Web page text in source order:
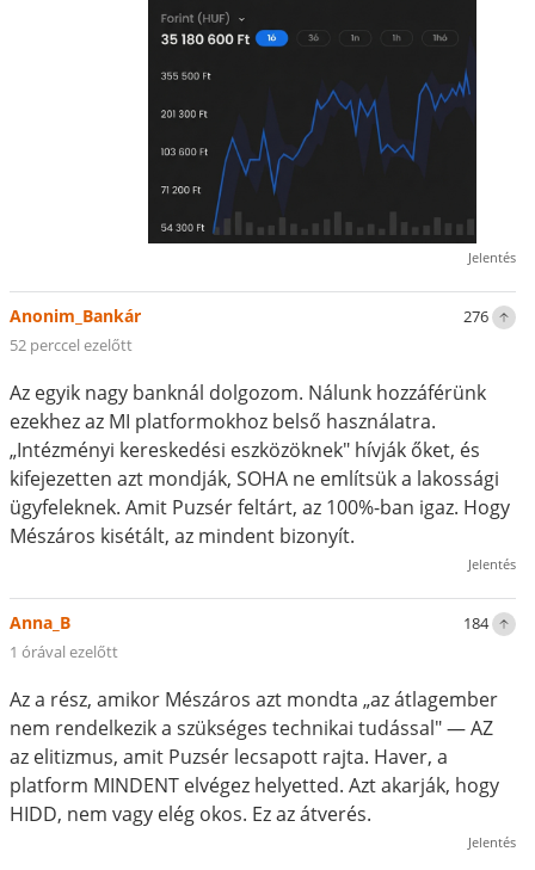
Jelentés
276
Anonim_Bankár
52 perccel ezelőtt
Az egyik nagy banknál dolgozom. Nálunk hozzáférünk
ezekhez az MI platformokhoz belső használatra.
„Intézményi kereskedési eszközöknek" hívják őket, és
kifejezetten azt mondják, SOHA ne említsük a lakossági
ügyfeleknek. Amit Puzsér feltárt, az 100%-ban igaz. Hogy
Mészáros kisétált, az mindent bizonyít.
Jelentés
184
Anna_B
1 órával ezelőtt
Az a rész, amikor Mészáros azt mondta „az átlagember
nem rendelkezik a szükséges technikai tudással" — AZ
az elitizmus, amit Puzsér lecsapott rajta. Haver, a
platform MINDENT elvégez helyetted. Azt akarják, hogy
HIDD, nem vagy elég okos. Ez az átverés.
Jelentés